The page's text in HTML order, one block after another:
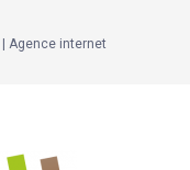
|Agence internet